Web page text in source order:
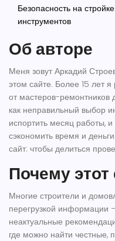
Безопасность на
инструментов
Об авторе
Меня зовут Аркадий
этом сайте. Более 15 лет
от мастеров-ремонтников
как неправильный выбор
испортить месяц работы,
сэкономить время и
сайт: чтобы делиться
Почему этот
Многие строители и
перегрузкой информации
неактуальные
где можно найти честные,